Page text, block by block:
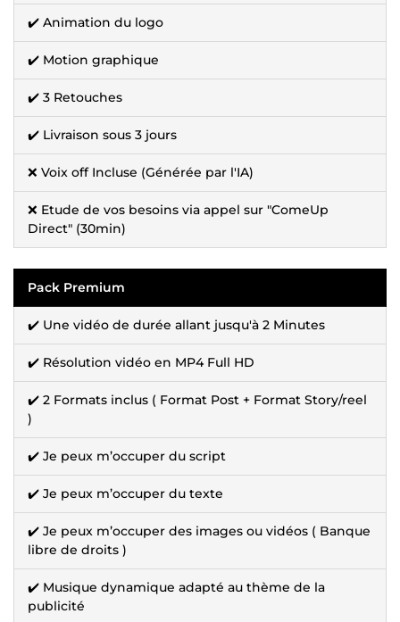
✔️ Animation du logo
✔️ Motion graphique
✔️ 3 Retouches
✔️ Livraison sous 3 jours
❌ Voix off Incluse (Générée par l'IA)
❌ Etude de vos besoins via appel sur "ComeUp
Direct" (30min)
Pack Premium
✔️ Une vidéo de durée allant jusqu'à 2 Minutes
✔️ Résolution vidéo en MP4 Full HD
✔️ 2 Formats inclus ( Format Post + Format Story/reel
)
✔️ Je peux m’occuper du script
✔️ Je peux m’occuper du texte
✔️ Je peux m’occuper des images ou vidéos ( Banque
libre de droits )
✔️ Musique dynamique adapté au thème de la
publicité